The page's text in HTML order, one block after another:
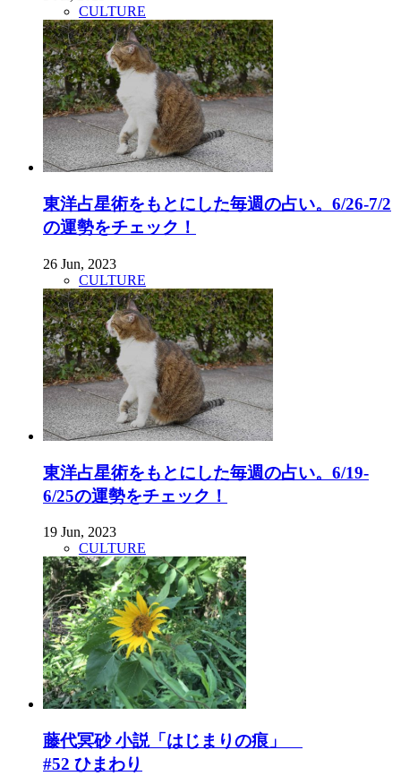
CULTURE
東洋占星術をもとにした毎週の占い。6/26-7/2
の運勢をチェック！
26 Jun, 2023
CULTURE
東洋占星術をもとにした毎週の占い。6/19-
6/25の運勢をチェック！
19 Jun, 2023
CULTURE
藤代冥砂 小説「はじまりの痕」
#52 ひまわり